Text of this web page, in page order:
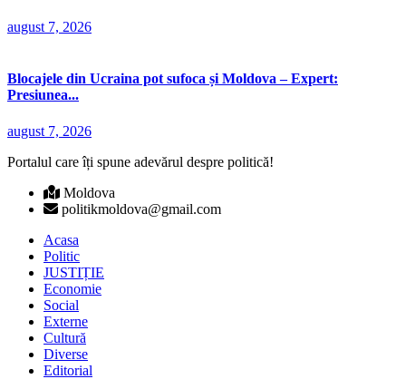
august 7, 2026
Blocajele din Ucraina pot sufoca și Moldova – Expert:
Presiunea...
august 7, 2026
Portalul care îți spune adevărul despre politică!
Moldova
politikmoldova@gmail.com
Acasa
Politic
JUSTIȚIE
Economie
Social
Externe
Cultură
Diverse
Editorial